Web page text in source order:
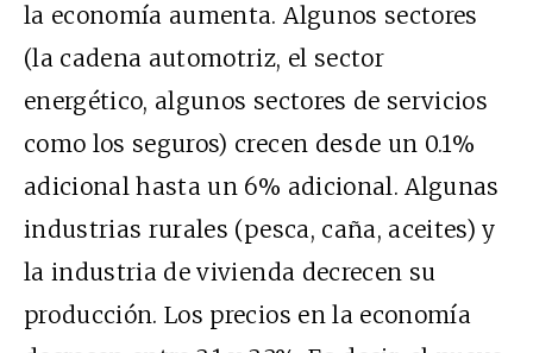
la economía aumenta. Algunos sectores
(la cadena automotriz, el sector
energético, algunos sectores de servicios
como los seguros) crecen desde un 0.1%
adicional hasta un 6% adicional. Algunas
industrias rurales (pesca, caña, aceites) y
la industria de vivienda decrecen su
producción. Los precios en la economía